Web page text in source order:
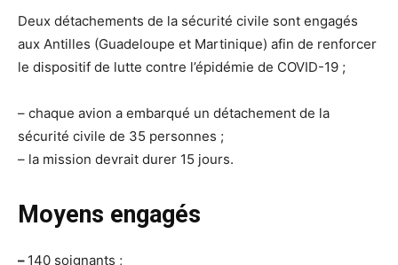
Deux détachements de la sécurité civile sont engagés
aux Antilles (Guadeloupe et Martinique) afin de renforcer
le dispositif de lutte contre l’épidémie de COVID-19 ;
– chaque avion a embarqué un détachement de la
sécurité civile de 35 personnes ;
– la mission devrait durer 15 jours.
Moyens engagés
– 140 soignants ;